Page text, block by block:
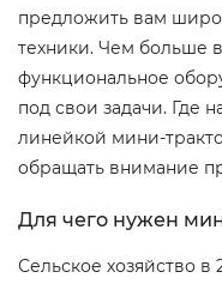
предложить вам
техники. Чем больше
функциональное
под свои задачи. Где
линейкой мини-
обращать внимание
Для чего нужен
Сельское хозяйство в